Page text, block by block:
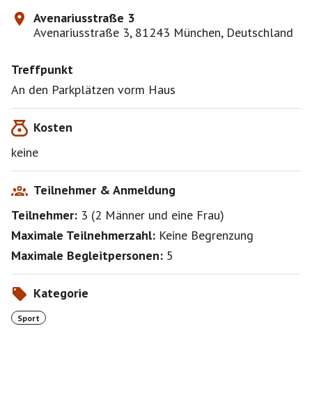
Avenariusstraße 3
Avenariusstraße 3, 81243 München, Deutschland
Treffpunkt
An den Parkplätzen vorm Haus
Kosten
keine
Teilnehmer & Anmeldung
Teilnehmer: 3 (2 Männer und eine Frau)
Maximale Teilnehmerzahl: Keine Begrenzung
Maximale Begleitpersonen: 5
Kategorie
Sport